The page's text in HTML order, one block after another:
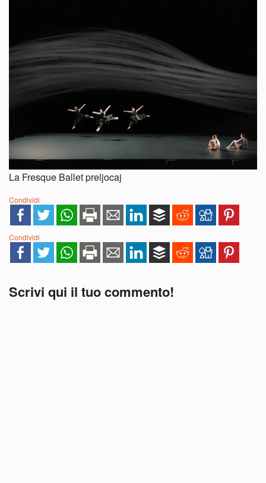
La Fresque Ballet preljocaj
Condividi
Condividi
Scrivi qui il tuo commento!